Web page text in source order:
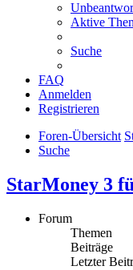
Aktive
Suche
FAQ
Anmelden
Registrieren
Foren-Übersicht
Suche
StarMoney 3
Forum
Themen
Beiträge
Letzter